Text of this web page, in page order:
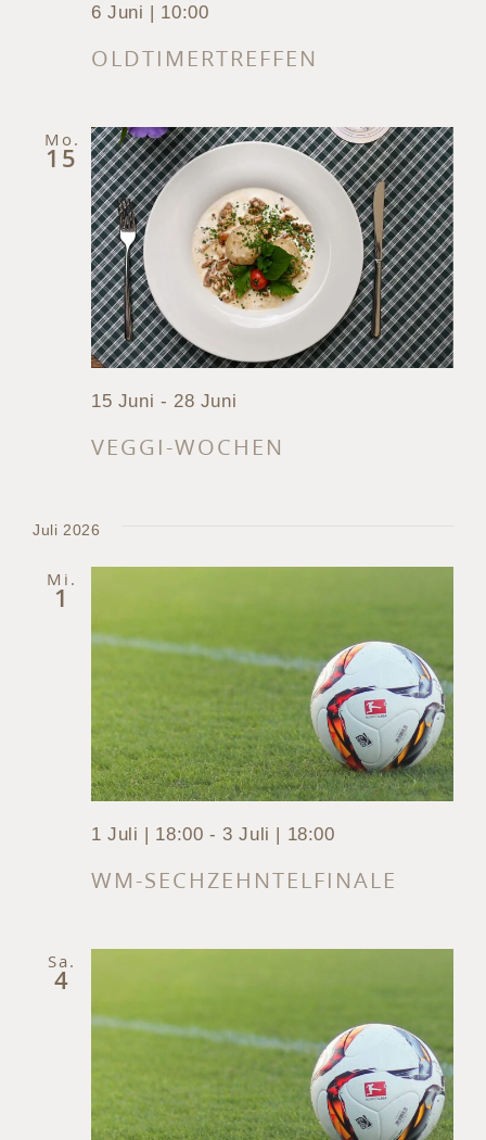
OLDTIMERTREFFEN
6 Juni | 10:00
Mo.
15
VEGGI-WOCHEN
15 Juni - 28 Juni
Juli 2026
Mi.
1
WM-SECHZEHNTELFINALE
1 Juli | 18:00 -3 Juli | 18:00
Sa.
4